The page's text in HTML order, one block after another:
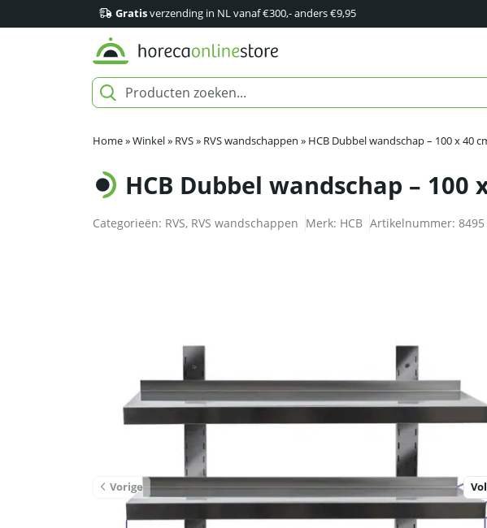
Gratisverzending in NL vanaf €300,- anders €9,95
Home»Winkel» RVS» RVS wandschappen » HCB Dubbel wandschap – 100 x 40
HCB Dubbel wandschap – 100
Categorieën: RVS, RVS wandschappen Merk: HCB Artikelnummer: 8495
Vorige